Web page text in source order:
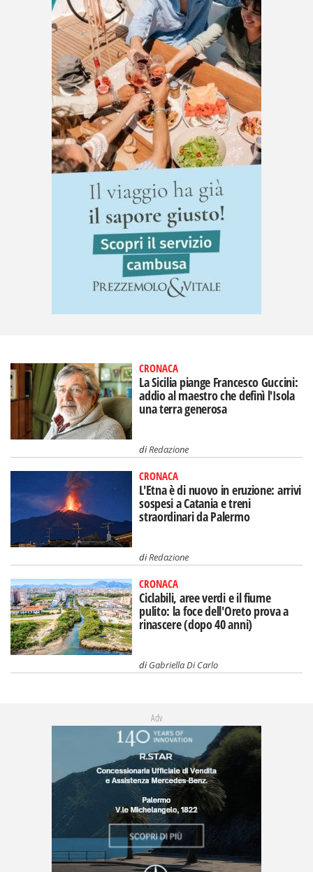
CRONACA
La Sicilia piange Francesco Guccini:
addio al maestro che definì l'Isola
una terra generosa
diRedazione
CRONACA
L'Etna è di nuovo in eruzione: arrivi
sospesi a Catania e treni
straordinari da Palermo
diRedazione
CRONACA
Ciclabili, aree verdi e il fiume
pulito: la foce dell'Oreto prova a
rinascere (dopo 40 anni)
diGabriella Di Carlo
Adv